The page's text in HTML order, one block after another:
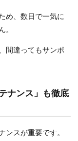
め、数日で一気に
。
間違ってもサンポ
ナンス」も徹底
ンスが重要です。